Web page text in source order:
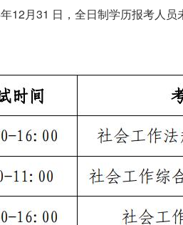
12月31 日，全日制学历报考人